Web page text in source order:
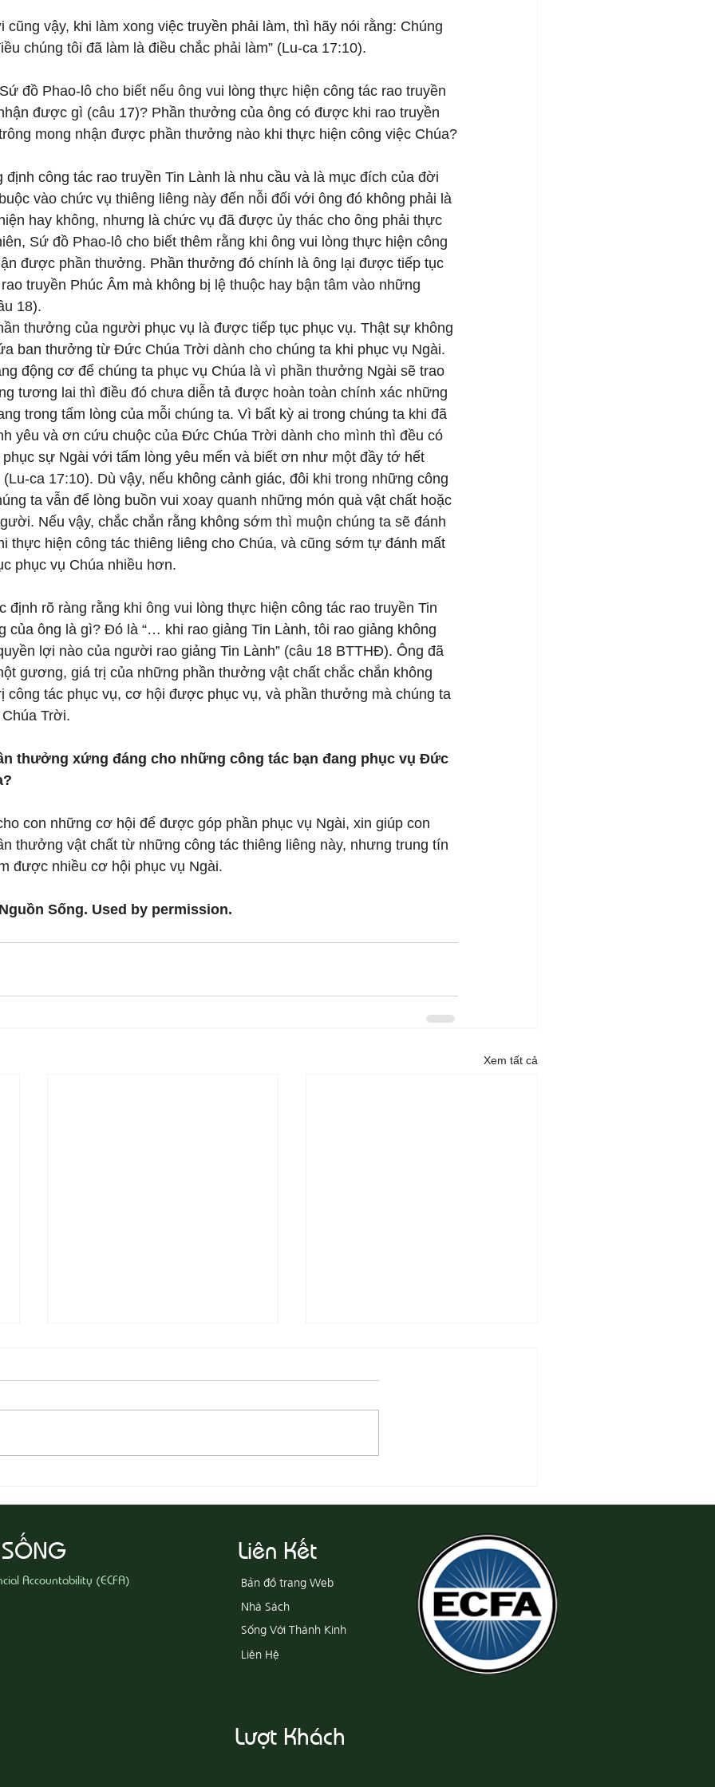
cũng vậy, khi làm xong việc truyền phải làm, thì hãy nói rằng: Chúng
chúng tôi đã làm là điều chắc phải làm” (Lu-ca 17:10).
đồ Phao-lô cho biết nếu ông vui lòng thực hiện công tác rao truyền
được gì (câu 17)? Phần thưởng của ông có được khi rao truyền
mong nhận được phần thưởng nào khi thực hiện công việc Chúa?
định công tác rao truyền Tin Lành là nhu cầu và là mục đích của đời
vào chức vụ thiêng liêng này đến nỗi đối với ông đó không phải là
hay không, nhưng là chức vụ đã được ủy thác cho ông phải thực
Sứ đồ Phao-lô cho biết thêm rằng khi ông vui lòng thực hiện công
được phần thưởng. Phần thưởng đó chính là ông lại được tiếp tục
truyền Phúc Âm mà không bị lệ thuộc hay bận tâm vào những
18).
thưởng của người phục vụ là được tiếp tục phục vụ. Thật sự không
ban thưởng từ Đức Chúa Trời dành cho chúng ta khi phục vụ Ngài.
động cơ để chúng ta phục vụ Chúa là vì phần thưởng Ngài sẽ trao
tương lai thì điều đó chưa diễn tả được hoàn toàn chính xác những
trong tấm lòng của mỗi chúng ta. Vì bất kỳ ai trong chúng ta khi đã
yêu và ơn cứu chuộc của Đức Chúa Trời dành cho mình thì đều có
sự Ngài với tấm lòng yêu mến và biết ơn như một đầy tớ hết
ca 17:10). Dù vậy, nếu không cảnh giác, đôi khi trong những công
ta vẫn để lòng buồn vui xoay quanh những món quà vật chất hoặc
Nếu vậy, chắc chắn rằng không sớm thì muộn chúng ta sẽ đánh
thực hiện công tác thiêng liêng cho Chúa, và cũng sớm tự đánh mất
phục vụ Chúa nhiều hơn.
định rõ ràng rằng khi ông vui lòng thực hiện công tác rao truyền Tin
của ông là gì? Đó là “… khi rao giảng Tin Lành, tôi rao giảng không
lợi nào của người rao giảng Tin Lành” (câu 18 BTTHĐ). Ông đã
gương, giá trị của những phần thưởng vật chất chắc chắn không
công tác phục vụ, cơ hội được phục vụ, và phần thưởng mà chúng ta
Trời.
thưởng xứng đáng cho những công tác bạn đang phục vụ Đức
con những cơ hội để được góp phần phục vụ Ngài, xin giúp con
thưởng vật chất từ những công tác thiêng liêng này, nhưng trung tín
được nhiều cơ hội phục vụ Ngài.
Sống. Used by permission.
Xem tất cả
Khổ
Accountability (ECFA)
Liên Kết
Bản đồ trang Web
Nhà Sách
Sống Với Thánh Kinh
Liên Hệ
Lượt Khách